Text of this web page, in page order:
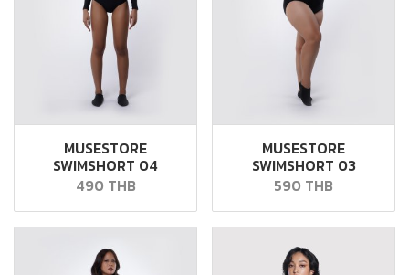
MUSESTORE
SWIMSHORT 04
490 THB
MUSESTORE
SWIMSHORT 03
590 THB